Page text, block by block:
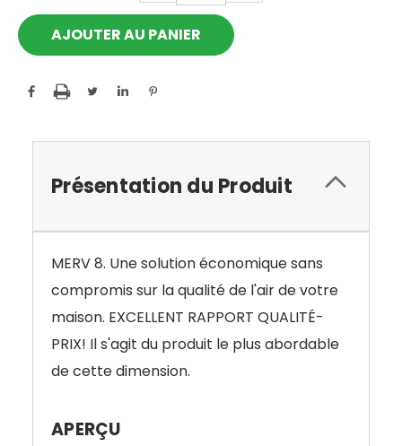
Présentation du Produit
MERV 8. Une solution économique sans
compromis sur la qualité de l'air de votre
maison. EXCELLENT RAPPORT QUALITÉ-
PRIX! Il s'agit du produit le plus abordable
de cette dimension.
APERÇU